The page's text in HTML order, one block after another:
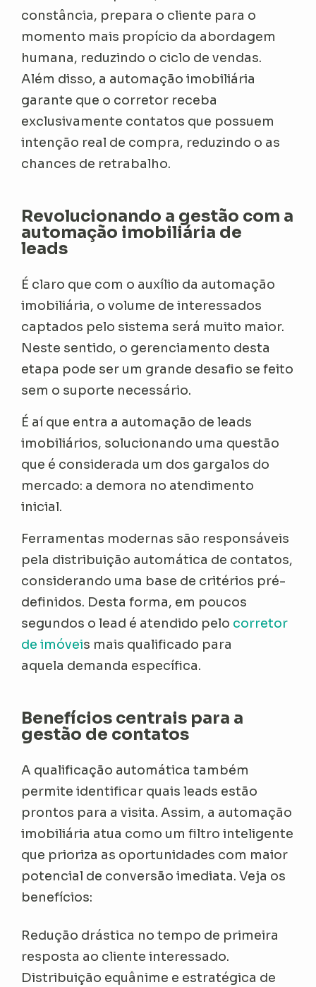
constância, prepara o cliente para o
momento mais propício da abordagem
humana, reduzindo o ciclo de vendas.
Além disso, a automação imobiliária
garante que o corretor receba
exclusivamente contatos que possuem
intenção real de compra, reduzindo o as
chances de retrabalho.
Revolucionando a gestão com a
automação imobiliária de
leads
É claro que com o auxílio da automação
imobiliária, o volume de interessados
captados pelo sistema será muito maior.
Neste sentido, o gerenciamento desta
etapa pode ser um grande desafio se feito
sem o suporte necessário.
É aí que entra a automação de leads
imobiliários, solucionando uma questão
que é considerada um dos gargalos do
mercado: a demora no atendimento
inicial.
Ferramentas modernas são responsáveis
pela distribuição automática de contatos,
considerando uma base de critérios pré-
definidos. Desta forma, em poucos
segundos o lead é atendido pelo corretor
de imóveis mais qualificado para
aquela demanda específica.
Benefícios centrais para a
gestão de contatos
A qualificação automática também
permite identificar quais leads estão
prontos para a visita. Assim, a automação
imobiliária atua como um filtro inteligente
que prioriza as oportunidades com maior
potencial de conversão imediata. Veja os
benefícios:
Redução drástica no tempo de primeira
resposta ao cliente interessado.
Distribuição equânime e estratégica de